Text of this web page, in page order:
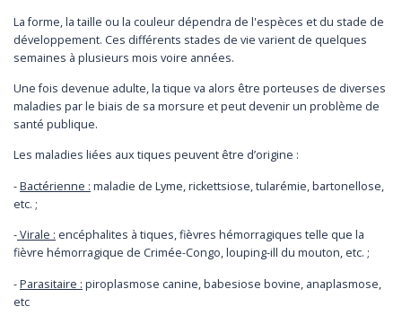
La forme, la taille ou la couleur dépendra de l'espèces et du stade de
développement. Ces différents stades de vie varient de quelques
semaines à plusieurs mois voire années.
Une fois devenue adulte, la tique va alors être porteuses de diverses
maladies par le biais de sa morsure et peut devenir un problème de
santé publique.
Les maladies liées aux tiques peuvent être d’origine :
-Bactérienne : maladie de Lyme, rickettsiose, tularémie, bartonellose,
etc. ;
-Virale : encéphalites à tiques, fièvres hémorragiques telle que la
fièvre hémorragique de Crimée-Congo, louping-ill du mouton, etc. ;
-Parasitaire : piroplasmose canine, babesiose bovine, anaplasmose,
etc